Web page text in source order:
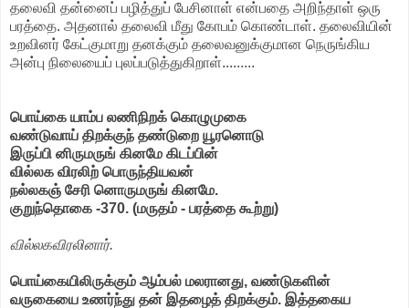
தலைவி தன்னைப் பழித்துப் பேசினாள் என்பதை அறிந்தாள் ஒரு
பரத்தை. அதனால் தலைவி மீது கோபம் கொண்டாள். தலைவியின்
உறவினர் கேட்குமாறு தனக்கும் தலைவனுக்குமான நெருங்கிய
அன்பு நிலையைப் புலப்படுத்துகிறாள்.........
பொய்கை யாம்ப லணிநிறக் கொழுமுகை
வண்டுவாய் திறக்குந் தண்டுறை யூரனொடு
இருப்பி னிருமருங் கினமே கிடப்பின்
வில்லக விரலிற் பொருந்தியவன்
நல்லகஞ் சேரி னொருமருங் கினமே.
குறுந்தொகை -370. (மருதம் - பரத்தை கூற்று)
வில்லகவிரலினார்.
பொய்கையிலிருக்கும் ஆம்பல் மலரானது, வண்டுகளின்
வருகையை உணர்ந்து தன் இதழைத் திறக்கும். இத்தகைய